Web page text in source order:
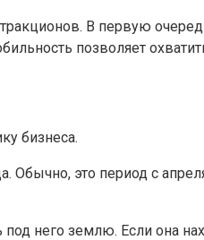
В первую
позволяет
бизнеса.
это период с
него землю. Если она